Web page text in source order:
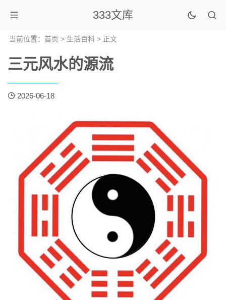
333文库
当前位置： 首页 > 生活百科 > 正文
三元风水的源流
2026-06-18